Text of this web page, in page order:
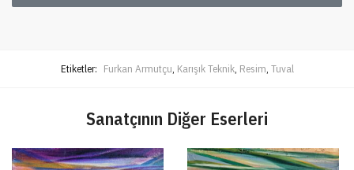
Etiketler: Furkan Armutçu, Karışık Teknik, Resim, Tuval
Sanatçının Diğer Eserleri